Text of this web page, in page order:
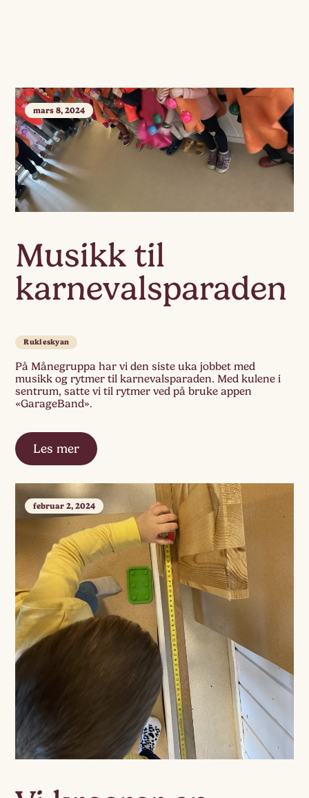
Musikk til
karnevalsparaden
mars 8, 2024
Rukleskyan
På Månegruppa har vi den siste uka jobbet med
musikk og rytmer til karnevalsparaden. Med kulene i
sentrum, satte vi til rytmer ved på bruke appen
«GarageBand».
Les mer
februar 2, 2024